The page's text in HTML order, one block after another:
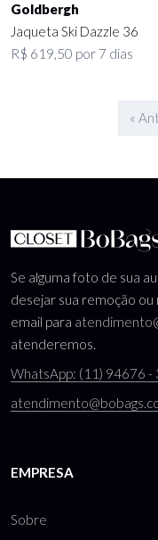
Goldbergh
Jaqueta Ski Dazzle 36
R$ 619,50 por 7 dias
«
Se alguma foto de sua
desejar sua remoção
email para
atenderemos.
WhatsApp: (11) 94676 -
EMPRESA
Sobre